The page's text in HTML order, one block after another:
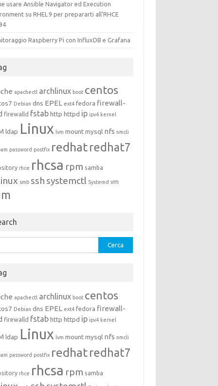
usare Ansible Navigator ed Execution
su RHEL 9 per prepararti all’RHCE
Raspberry Pi con InfluxDB e Grafana
apachectl archlinux boot centos
Debian dns EPEL ext4 fedora firewall-
firewalld fstab http httpd ip ipv4 kernel
ldap Linux lvm mount mysql nfs nmcli
password postfix redhatredhat7
rhce rhcsa rpm samba
smb ssh systemctl Systemd vm
apachectl archlinux boot centos
Debian dns EPEL ext4 fedora firewall-
firewalld fstab http httpd ip ipv4 kernel
ldap Linux lvm mount mysql nfs nmcli
password postfix redhatredhat7
rhce rhcsa rpm samba